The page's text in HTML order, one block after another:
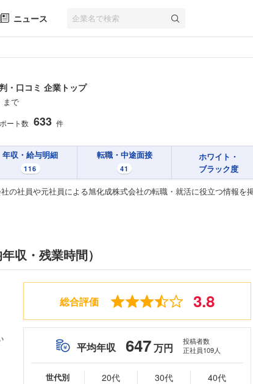
ニュース
・口コミ 企業トップ
まで
ート数 633 件
年収・給与明細
116
転職・中途面接
41
ホワイト・
ブラック度
の社員や元社員による旭化成株式会社の転職・就活に役立つ情報を
収・残業時間）
総合評価 3.8
平均年収 647万円
投稿者数
正社員109人
世代別
20代
30代
40代